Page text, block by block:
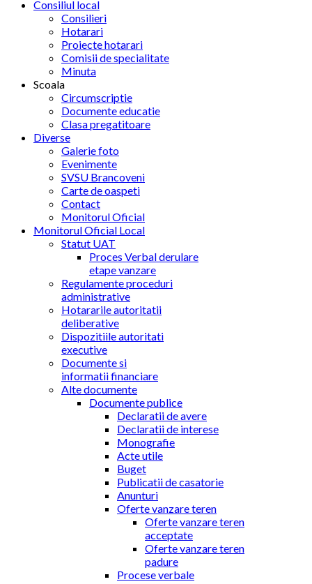
Consiliul local
Consilieri
Hotarari
Proiecte hotarari
Comisii de specialitate
Minuta
Scoala
Circumscriptie
Documente educatie
Clasa pregatitoare
Diverse
Galerie foto
Evenimente
SVSU Brancoveni
Carte de oaspeti
Contact
Monitorul Oficial
Monitorul Oficial Local
Statut UAT
Proces Verbal derulare
etape vanzare
Regulamente proceduri
administrative
Hotararile autoritatii
deliberative
Dispozitiile autoritati
executive
Documente si
informatii financiare
Alte documente
Documente publice
Declaratii de avere
Declaratii de interese
Monografie
Acte utile
Buget
Publicatii de casatorie
Anunturi
Oferte vanzare teren
Oferte vanzare teren
acceptate
Oferte vanzare teren
padure
Procese verbale